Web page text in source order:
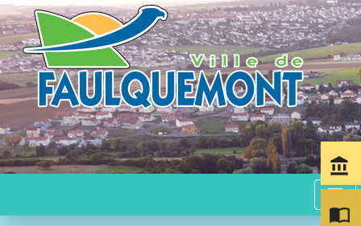
menu
account_balance
import_contacts